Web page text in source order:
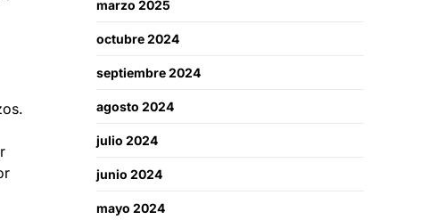
marzo 2025
octubre 2024
septiembre 2024
agosto 2024
julio 2024
junio 2024
mayo 2024